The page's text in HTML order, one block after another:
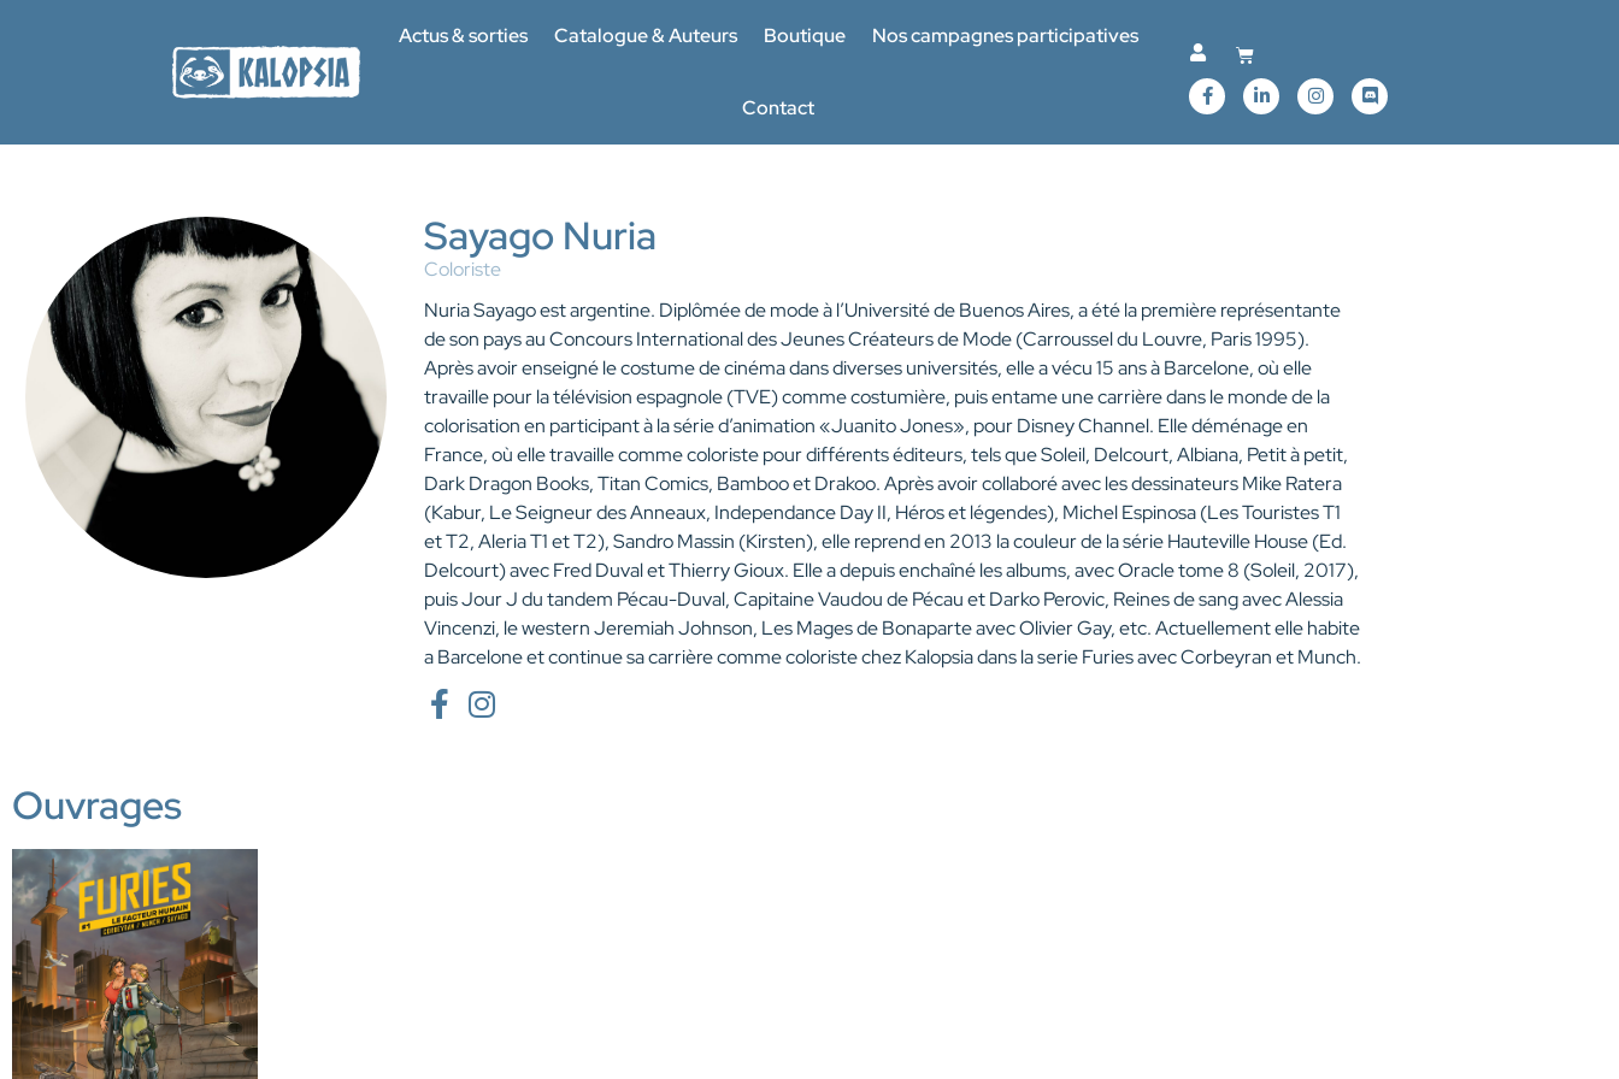
Actus & sorties Catalogue & Auteurs Boutique Nos campagnes participatives
Contact
Sayago Nuria
Coloriste
Nuria Sayago est argentine. Diplômée de mode à l’Université de Buenos Aires, a été la première représentante
de son pays au Concours International des Jeunes Créateurs de Mode (Carroussel du Louvre, Paris 1995).
Après avoir enseigné le costume de cinéma dans diverses universités, elle a vécu 15 ans à Barcelone, où elle
travaille pour la télévision espagnole (TVE) comme costumière, puis entame une carrière dans le monde de la
colorisation en participant à la série d’animation «Juanito Jones», pour Disney Channel. Elle déménage en
France, où elle travaille comme coloriste pour différents éditeurs, tels que Soleil, Delcourt, Albiana, Petit à petit,
Dark Dragon Books, Titan Comics, Bamboo et Drakoo. Après avoir collaboré avec les dessinateurs Mike Ratera
(Kabur, Le Seigneur des Anneaux, Independance Day II, Héros et légendes), Michel Espinosa (Les Touristes T1
et T2, Aleria T1 et T2), Sandro Massin (Kirsten), elle reprend en 2013 la couleur de la série Hauteville House (Ed.
Delcourt) avec Fred Duval et Thierry Gioux. Elle a depuis enchaîné les albums, avec Oracle tome 8 (Soleil, 2017),
puis Jour J du tandem Pécau-Duval, Capitaine Vaudou de Pécau et Darko Perovic, Reines de sang avec Alessia
Vincenzi, le western Jeremiah Johnson, Les Mages de Bonaparte avec Olivier Gay, etc. Actuellement elle habite
a Barcelone et continue sa carrière comme coloriste chez Kalopsia dans la serie Furies avec Corbeyran et Munch.
Ouvrages